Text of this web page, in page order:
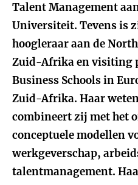
Talent Management
Universiteit. Tevens is
hoogleraar aan de
Zuid-Afrika en visiting
Business Schools in
Zuid-Afrika. Haar
combineert zij met het
conceptuele modellen
werkgeverschap,
talentmanagement.